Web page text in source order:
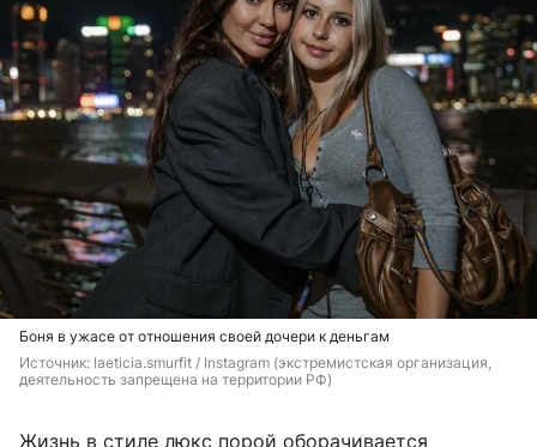
Боня в ужасе от отношения своей дочери к деньгам
Источник: laeticia.smurfit / Instagram (экстремистская организация,
деятельность запрещена на территории РФ)
Жизнь в стиле люкс порой оборачивается